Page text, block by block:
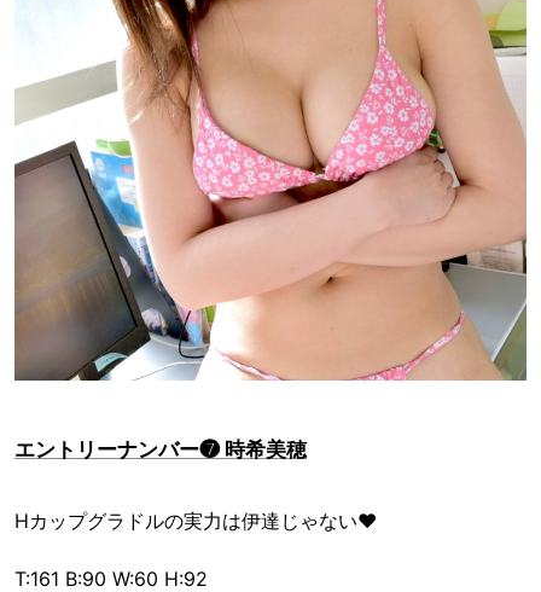
エントリーナンバー❼ 時希美穂
Hカップグラドルの実力は伊達じゃない♥
T:161 B:90 W:60 H:92